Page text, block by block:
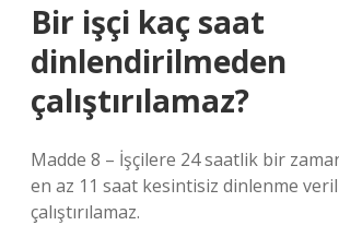
Bir işçi kaç saat
dinlendirilmeden
çalıştırılamaz?
Madde 8 – İşçilere 24 saatlik bir
en az 11 saat kesintisiz dinlenme
çalıştırılamaz.